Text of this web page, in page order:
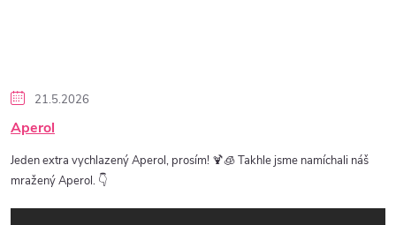
21.5.2026
Aperol
Jeden extra vychlazený Aperol, prosím! 🍹🧊 Takhle jsme namíchali náš
mražený Aperol. 👇